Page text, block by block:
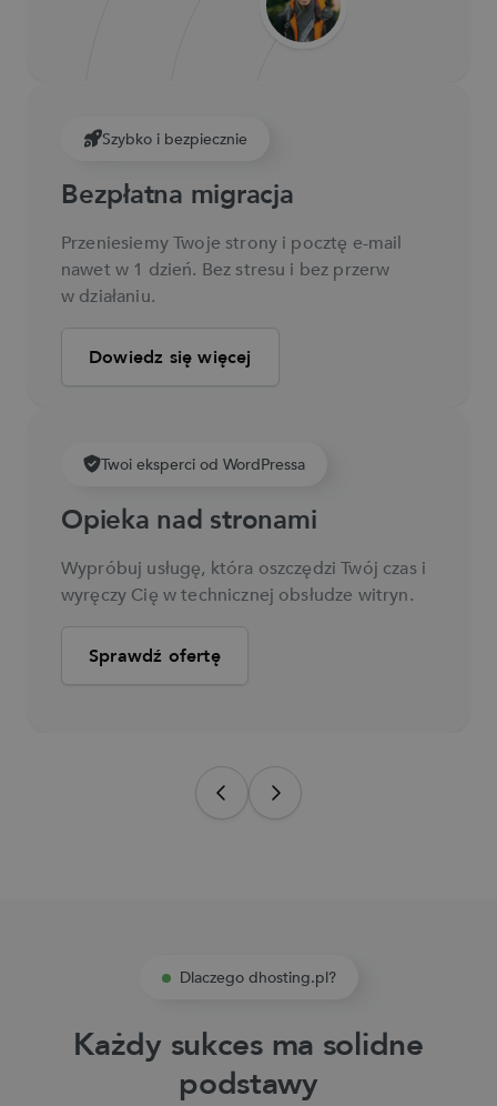
Szybko i bezpiecznie
Bezpłatna migracja
Przeniesiemy Twoje strony i pocztę e-mail
nawet w 1 dzień. Bez stresu i bez przerw
w działaniu.
Dowiedz się więcej
Twoi eksperci od WordPressa
Opieka nad stronami
Wypróbuj usługę, która oszczędzi Twój czas i
wyręczy Cię w technicznej obsłudze witryn.
Sprawdź ofertę
Szybko i bezpiecznie
Bezpłatna migracja
Przeniesiemy Twoje strony i pocztę e-mail
nawet w 1 dzień. Bez stresu i bez przerw
w działaniu.
Dowiedz się więcej
Twoi eksperci od WordPressa
Opieka nad stronami
Wypróbuj usługę, która oszczędzi Twój czas i
wyręczy Cię w technicznej obsłudze witryn.
Sprawdź ofertę
Szybko i bezpiecznie
Bezpłatna migracja
Przeniesiemy Twoje strony i pocztę e-mail
nawet w 1 dzień. Bez stresu i bez przerw
w działaniu.
Dowiedz się więcej
Twoi eksperci od WordPressa
Certyfikaty SSL
Daj widoczny sygnał bezpieczeństwa
Twojej strony swoim użytkownikom.
Sprawdź ofertę
Dlaczego dhosting.pl?
Każdy sukces ma solidne
podstawy